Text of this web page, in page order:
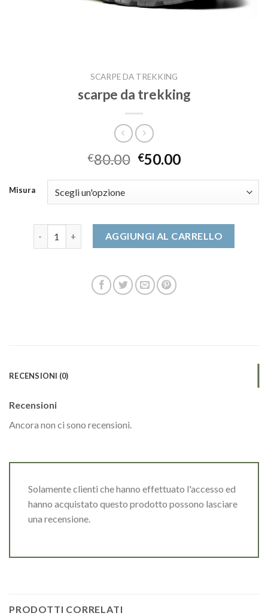
SCARPE DA TREKKING
scarpe da trekking
€80.00 €50.00
Misura
scarpe da trekking quantitàAGGIUNGI AL CARRELLO
RECENSIONI (0)
Recensioni
Ancora non ci sono recensioni.
Solamente clienti che hanno effettuato l'accesso ed
hanno acquistato questo prodotto possono lasciare
una recensione.
PRODOTTI CORRELATI